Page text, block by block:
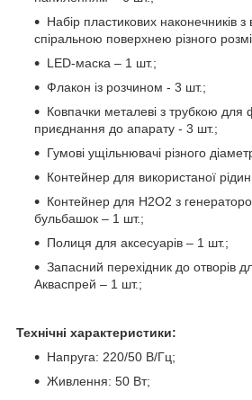
Набір пластикових наконечників
спіральною поверхнею різного
LED-маска – 1 шт.;
Флакон із розчином - 3 шт.;
Ковпачки металеві з трубкою для
приєднання до апарату - 3 шт.;
Гумові ущільнювачі різного
Контейнер для використаної
Контейнер для Н2О2 з
бульбашок – 1 шт.;
Полиця для аксесуарів – 1 шт.;
Запасний перехідник до отворів
Акваспрей – 1 шт.;
Технічні характеристики:
Напруга: 220/50 В/Гц;
Живлення: 50 Вт;